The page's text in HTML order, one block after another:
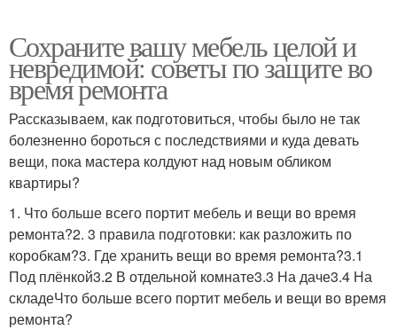
Сохраните вашу мебель целой и
невредимой: советы по защите во
время ремонта
Рассказываем, как подготовиться, чтобы было не так
болезненно бороться с последствиями и куда девать
вещи, пока мастера колдуют над новым обликом
квартиры?
1. Что больше всего портит мебель и вещи во время
ремонта?2. 3 правила подготовки: как разложить по
коробкам?3. Где хранить вещи во время ремонта?3.1
Под плёнкой3.2 В отдельной комнате3.3 На даче3.4 На
складеЧто больше всего портит мебель и вещи во время
ремонта?